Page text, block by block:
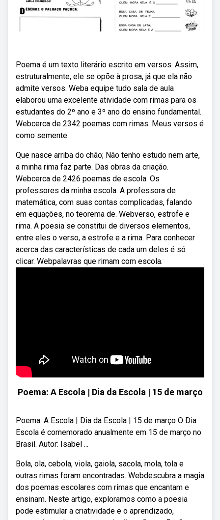
Poema é um texto literário escrito em versos. Assim,
estruturalmente, ele se opõe à prosa, já que ela não
admite versos. Weba equipe tudo sala de aula
elaborou uma excelente atividade com rimas para os
estudantes do 2º ano e 3º ano do ensino fundamental.
Webcerca de 2342 poemas com rimas. Meus versos é
como semente.
Que nasce arriba do chão; Não tenho estudo nem arte,
a minha rima faz parte. Das obras da criação.
Webcerca de 2426 poemas de escola. Os
professores da minha escola. A professora de
matemática, com suas contas complicadas, falando
em equações, no teorema de. Webverso, estrofe e
rima. A poesia se constitui de diversos elementos,
entre eles o verso, a estrofe e a rima. Para conhecer
acerca das características de cada um deles é só
clicar. Webpalavras que rimam com escola.
Poema: A Escola | Dia da Escola | 15 de março
Poema: A Escola | Dia da Escola | 15 de março O Dia
Escola é comemorado anualmente em 15 de março no
Brasil. Autor: Isabel ...
Bola, ola, cebola, viola, gaiola, sacola, mola, tola e
outras rimas foram encontradas. Webdescubra a magia
dos poemas escolares com rimas que encantam e
ensinam. Neste artigo, exploramos como a poesia
pode estimular a criatividade e o aprendizado,